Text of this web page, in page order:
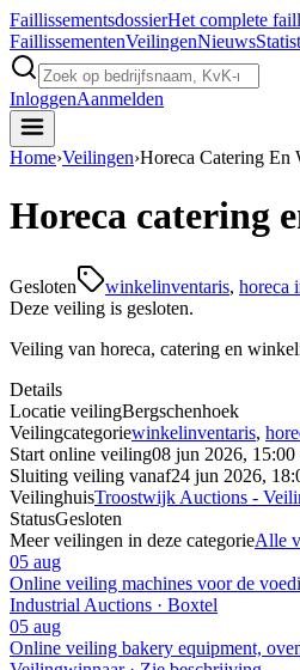
FaillissementsdossierHet complete
FaillissementenVeilingenNieuws
InloggenAanmelden
Home›Veilingen›Horeca Catering En
Horeca catering
Gesloten winkelinventaris, horeca
Deze veiling is gesloten.
Veiling van horeca, catering en
Details
Locatie veilingBergschenhoek
Veilingcategoriewinkelinventaris,
Start online veiling08 jun 2026, 15:00
Sluiting veiling vanaf24 jun 2026,
VeilinghuisTroostwijk Auctions -
StatusGesloten
Meer veilingen in deze categorieAlle
05 aug
Online veiling machines voor de
Industrial Auctions · Boxtel
05 aug
Online veiling bakery equipment,